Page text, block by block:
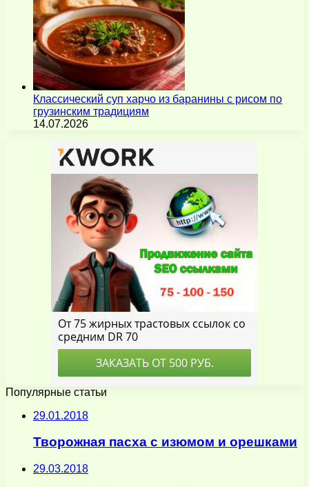
Классический суп харчо из баранины с рисом по
грузинским традициям
14.07.2026
Популярные статьи
29.01.2018
Творожная пасха с изюмом и орешками
29.03.2018